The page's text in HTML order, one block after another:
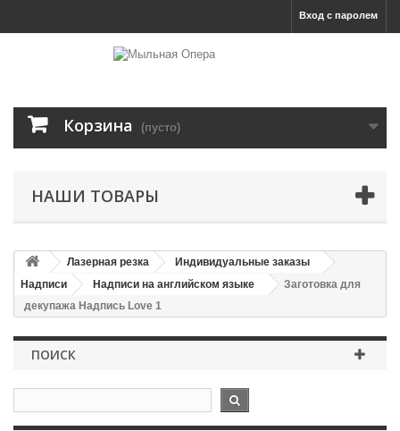
Вход с паролем
Корзина (пусто)
НАШИ ТОВАРЫ
Лазерная резка
Индивидуальные заказы
Надписи
Надписи на английском языке
Заготовка для
декупажа Надпись Love 1
ПОИСК